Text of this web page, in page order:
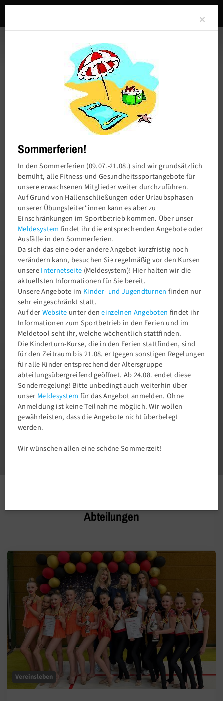
Charlottenburger Turn- und Sportverein von
1858 e.V.
Modern – Kompetent – Gesundheitsorientiert
Über den Verein
1 5
Abteilungen
Vereinsleben
×
Sommerferien!
In den Sommerferien (09.07.-21.08.) sind wir grundsätzlich
bemüht, alle Fitness-und Gesundheitssportangebote für
unsere erwachsenen Mitglieder weiter durchzuführen.
Auf Grund von Hallenschließungen oder Urlaubsphasen
unserer Übungsleiter*innen kann es aber zu
Einschränkungen im Sportbetrieb kommen. Über unser
Meldesystem findet ihr die entsprechenden Angebote oder
Ausfälle in den Sommerferien.
Da sich das eine oder andere Angebot kurzfristig noch
verändern kann, besuchen Sie regelmäßig vor den Kursen
unsereInternetseite (Meldesystem)! Hier halten wir die
aktuellsten Informationen für Sie bereit.
Unsere Angebote im Kinder- und Jugendturnen finden nur
sehr eingeschränkt statt.
Auf derWebsite unter deneinzelnen Angeboten findet ihr
Informationen zum Sportbetrieb in den Ferien und im
Meldetool seht ihr, welche wöchentlich stattfinden.
Die Kinderturn-Kurse, die in den Ferien stattfinden, sind
für den Zeitraum bis 21.08. entgegen sonstigen Regelungen
für alle Kinder entsprechend der Altersgruppe
abteilungsübergreifend geöffnet. Ab 24.08. endet diese
Sonderregelung! Bitte unbedingt auch weiterhin über
unser Meldesystem für das Angebot anmelden. Ohne
Anmeldung ist keine Teilnahme möglich. Wir wollen
gewährleisten, dass die Angebote nicht überbelegt
werden.
Wir wünschen allen eine schöne Sommerzeit!